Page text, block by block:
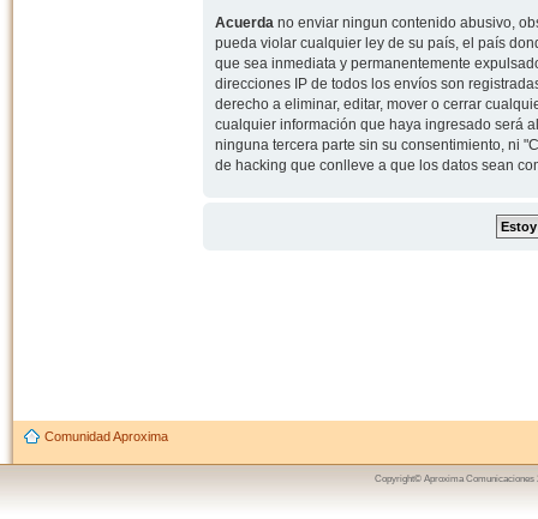
Acuerdano enviar ningun contenido abusivo,
pueda violar cualquier ley de su país, el país
que sea inmediata y permanentemente
direcciones IP de todos los envíos son
derecho a eliminar, editar, mover o cerrar
cualquier información que haya ingresado será
ninguna tercera parte sin su consentimiento, ni
de hacking que conlleve a que los datos sean
Comunidad Aproxima
Copyright© Aproxima Comunicaciones